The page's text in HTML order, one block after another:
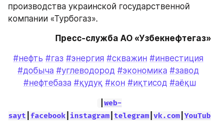
производства украинской государственной
компании «Турбогаз».
Пресс-служба АО «Узбекнефтегаз»
#нефть #газ #энергия #скважин #инвестиция
#добыча #углеводород #экономика #завод
#нефтебаза #қудуқ #кон #иқтисод #аёқш
web-
sayt facebook instagram telegram vk.com YouTub